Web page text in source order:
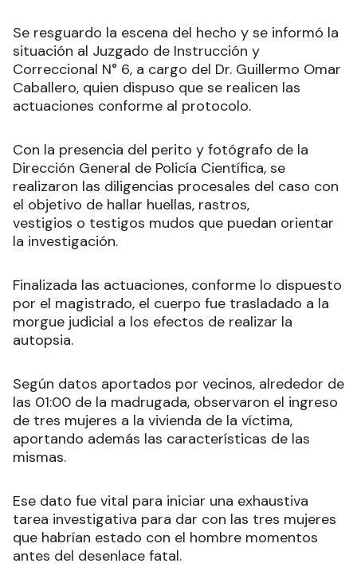
Se resguardo la escena del hecho y se informó la
situación al Juzgado de Instrucción y
Correccional N° 6, a cargo del Dr. Guillermo Omar
Caballero, quien dispuso que se realicen las
actuaciones conforme al protocolo.
Con la presencia del perito y fotógrafo de la
Dirección General de Policía Científica, se
realizaron las diligencias procesales del caso con
el objetivo de hallar huellas, rastros,
vestigios o testigos mudos que puedan orientar
la investigación.
Finalizada las actuaciones, conforme lo dispuesto
por el magistrado, el cuerpo fue trasladado a la
morgue judicial a los efectos de realizar la
autopsia.
Según datos aportados por vecinos, alrededor de
las 01:00 de la madrugada, observaron el ingreso
de tres mujeres a la vivienda de la víctima,
aportando además las características de las
mismas.
Ese dato fue vital para iniciar una exhaustiva
tarea investigativa para dar con las tres mujeres
que habrían estado con el hombre momentos
antes del desenlace fatal.